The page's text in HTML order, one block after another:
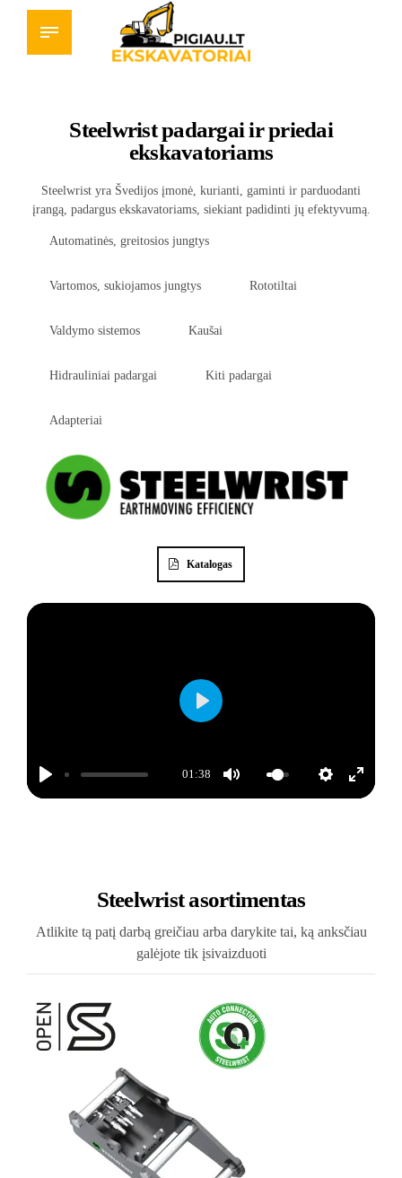
Steelwrist padargai ir priedai
ekskavatoriams
Steelwrist yra Švedijos įmonė, kurianti, gaminti ir parduodanti
įrangą, padargus ekskavatoriams, siekiant padidinti jų efektyvumą.
Automatinės, greitosios jungtys
Vartomos, sukiojamos jungtys Rototiltai
Valdymo sistemos Kaušai
Hidrauliniai padargai Kiti padargai
Adapteriai
Katalogas
01:38
Play
Steelwrist asortimentas
Atlikite tą patį darbą greičiau arba darykite tai, ką anksčiau
galėjote tik įsivaizduoti